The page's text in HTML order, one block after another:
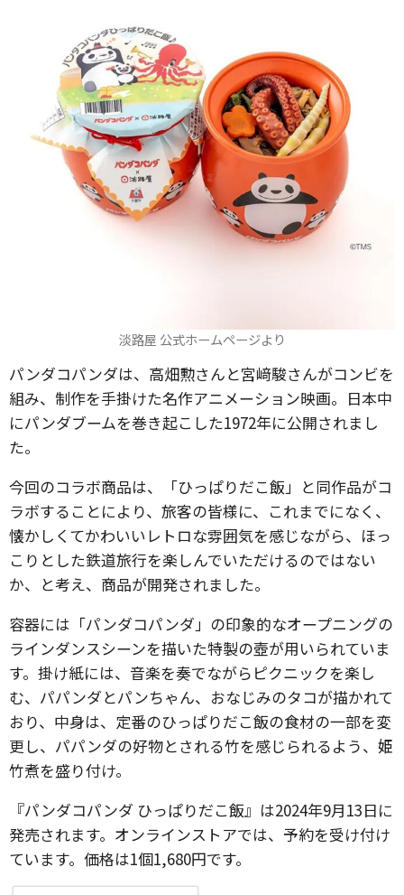
淡路屋 公式ホームページより
パンダコパンダは、高畑勲さんと宮﨑駿さんがコンビを
組み、制作を手掛けた名作アニメーション映画。日本中
にパンダブームを巻き起こした1972年に公開されまし
た。
今回のコラボ商品は、「ひっぱりだこ飯」と同作品がコ
ラボすることにより、旅客の皆様に、これまでになく、
懐かしくてかわいいレトロな雰囲気を感じながら、ほっ
こりとした鉄道旅行を楽しんでいただけるのではない
か、と考え、商品が開発されました。
容器には「パンダコパンダ」の印象的なオープニングの
ラインダンスシーンを描いた特製の壺が用いられていま
す。掛け紙には、音楽を奏でながらピクニックを楽し
む、パパンダとパンちゃん、おなじみのタコが描かれて
おり、中身は、定番のひっぱりだこ飯の食材の一部を変
更し、パパンダの好物とされる竹を感じられるよう、姫
竹煮を盛り付け。
『パンダコパンダ ひっぱりだこ飯』は2024年9月13日に
発売されます。オンラインストアでは、予約を受け付け
ています。価格は1個1,680円です。